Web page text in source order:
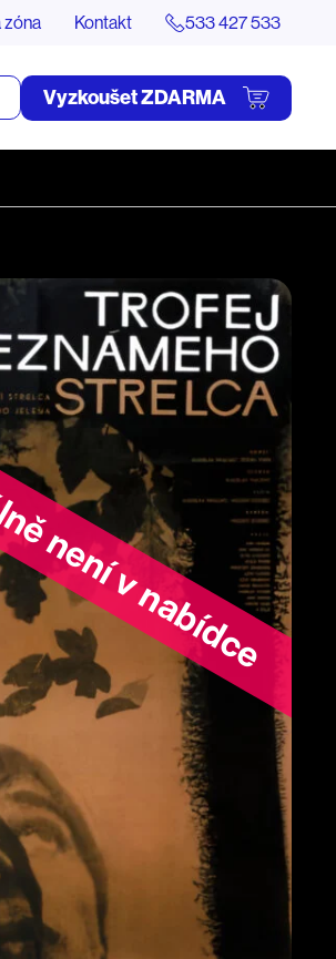
zóna Kontakt 533 427 533
Vyzkoušet ZDARMA
v nabídce